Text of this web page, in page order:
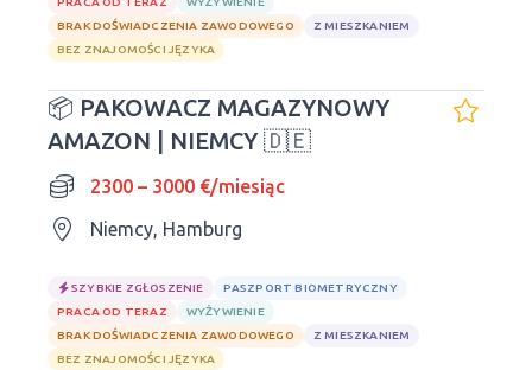
BRAK DOŚWIADCZENIA ZAWODOWEGO
Z MIESZKANIEM
BEZ ZNAJOMOŚCI JĘZYKA
📦 PAKOWACZ MAGAZYNOWY
AMAZON | NIEMCY 🇩🇪
2300 – 3000 €/miesiąc
Niemcy, Hamburg
SZYBKIE ZGŁOSZENIE
PASZPORT BIOMETRYCZNY
PRACA OD TERAZ
WYŻYWIENIE
BRAK DOŚWIADCZENIA ZAWODOWEGO
Z MIESZKANIEM
BEZ ZNAJOMOŚCI JĘZYKA